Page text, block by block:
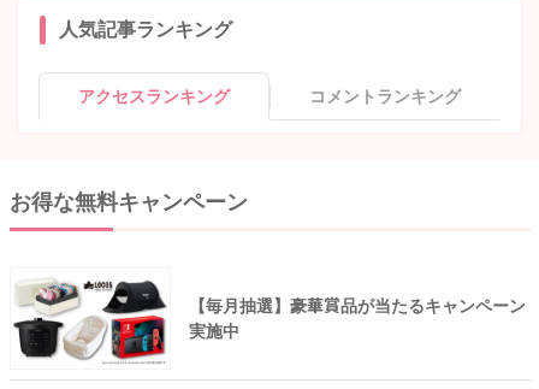
人気記事ランキング
アクセスランキング コメントランキング
お得な無料キャンペーン
【毎月抽選】豪華賞品が当たるキャンペーン
実施中